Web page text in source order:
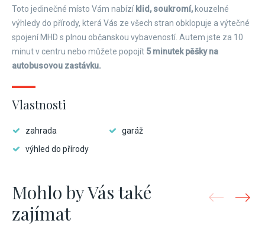
Toto jedinečné místo Vám nabízí klid, soukromí,kouzelné
výhledy do přírody, která Vás ze všech stran obklopuje a výtečné
spojení MHD s plnou občanskou vybaveností. Autem jste za 10
minut v centru nebo můžete popojít 5 minutek pěšky na
autobusovou zastávku.
Vlastnosti
zahrada
garáž
výhled do přírody
Mohlo by Vás také
zajímat